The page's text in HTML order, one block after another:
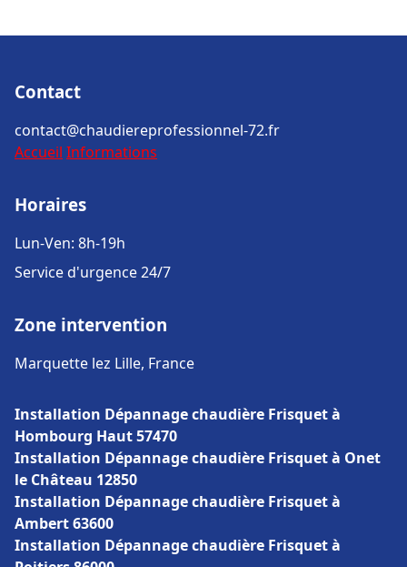
Contact
contact@chaudiereprofessionnel-72.fr
Accueil Informations
Horaires
Lun-Ven: 8h-19h
Service d'urgence 24/7
Zone intervention
Marquette lez Lille, France
Installation Dépannage chaudière Frisquet à
Hombourg Haut 57470
Installation Dépannage chaudière Frisquet à Onet
le Château 12850
Installation Dépannage chaudière Frisquet à
Ambert 63600
Installation Dépannage chaudière Frisquet à